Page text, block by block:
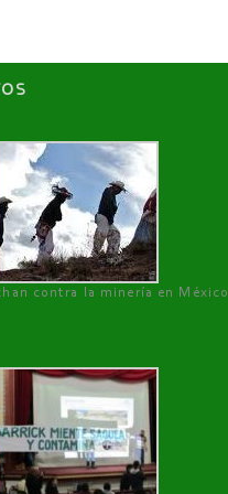
contra la minería en México